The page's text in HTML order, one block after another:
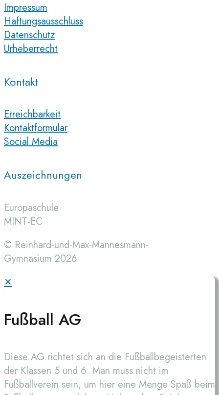
Impressum
Haftungsausschluss
Datenschutz
Urheberrecht
Kontakt
Erreichbarkeit
Kontaktformular
Social Media
Auszeichnungen
Europaschule
MINT-EC
© Reinhard-und-Max-Mannesmann-
Gymnasium 2026
✕
Fußball AG
Diese AG richtet sich an die Fußballbegeisterten
der Klassen 5 und 6. Man muss nicht im
Fußballverein sein, um hier eine Menge Spaß beim